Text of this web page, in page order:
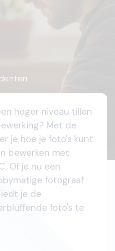
hoger niveau tillen
Met de
je hoe je foto's kunt
bewerken met
Of je nu een
fotograaf
je de
foto's te